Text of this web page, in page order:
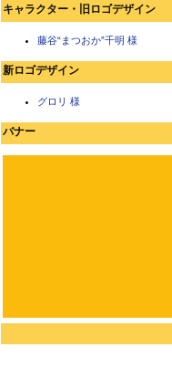
キャラクター・旧ロゴデザイン
藤谷“まつおか”千明 様
新ロゴデザイン
グロリ 様
バナー